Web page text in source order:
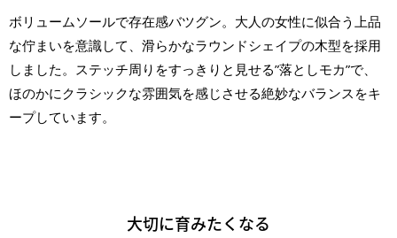
ボリュームソールで存在感バツグン。大人の女性に似合う上品
な佇まいを意識して、滑らかなラウンドシェイプの木型を採用
しました。ステッチ周りをすっきりと見せる”落としモカ”で、
ほのかにクラシックな雰囲気を感じさせる絶妙なバランスをキ
ープしています。
大切に育みたくなる